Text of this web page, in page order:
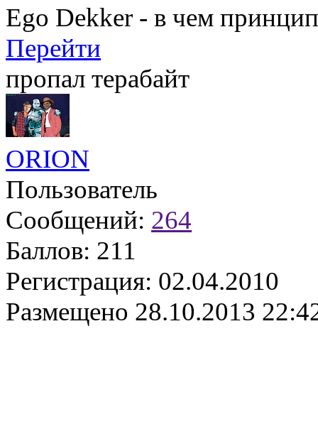
Ego Dekker - в чем
Перейти
пропал терабайт
ORION
Пользователь
Сообщений: 264
Баллов: 211
Регистрация: 02.04.2010
Размещено 28.10.2013